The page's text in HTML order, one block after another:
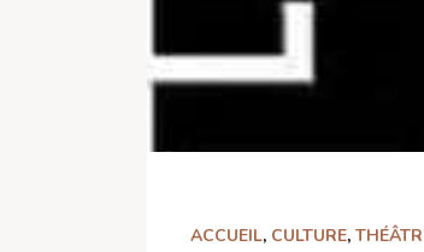
ACCUEIL, CULTURE,